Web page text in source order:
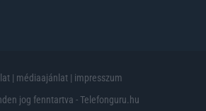
| médiaajánlat | impresszum
jog fenntartva - Telefonguru.hu